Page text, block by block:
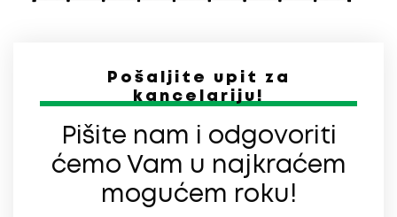
Pošaljite upit za
kancelariju!
Pišite nam i odgovoriti
ćemo Vam u najkraćem
mogućem roku!